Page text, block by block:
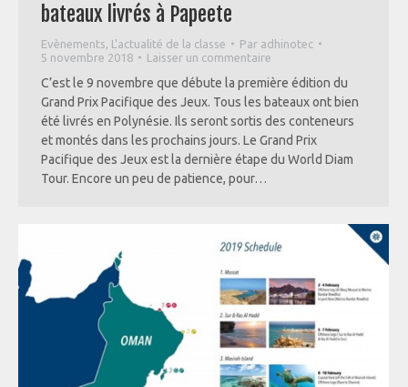
bateaux livrés à Papeete
Evènements L'actualité de la classe Par adhinotec
5 novembre 2018
Laisser un commentaire
C’est le 9 novembre que débute la première édition du
Grand Prix Pacifique des Jeux. Tous les bateaux ont bien
été livrés en Polynésie. Ils seront sortis des conteneurs
et montés dans les prochains jours. Le Grand Prix
Pacifique des Jeux est la dernière étape du World Diam
Tour. Encore un peu de patience, pour…